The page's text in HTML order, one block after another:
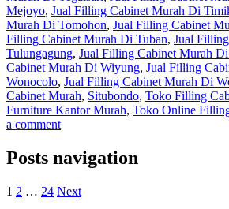
Mejoyo, Jual Filling Cabinet Murah Di
Murah Di Tomohon, Jual Filling Cabinet
Filling Cabinet Murah Di Tuban, Jual
Tulungagung, Jual Filling Cabinet Murah Di
Cabinet Murah Di Wiyung, Jual Filling
Wonocolo, Jual Filling Cabinet Murah Di
Cabinet Murah, Situbondo, Toko Filling
Furniture Kantor Murah, Toko Online
a comment
Posts navigation
1 2 … 24 Next